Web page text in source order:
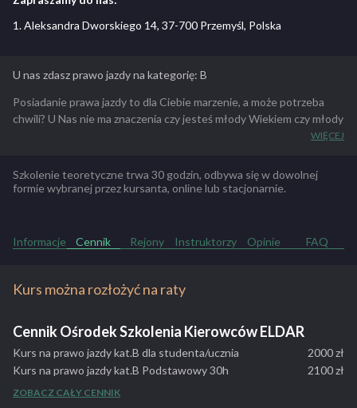
1. Aleksandra Dworskiego 14, 37-700 Przemyśl, Polska
U nas zdasz prawo jazdy na kategorię: B
Posiadanie prawa jazdy to dla Ciebie marzenie, a może potrzeba
chwili? U Nas nie ma znaczenia czy jesteś młody Wiekiem czy młody
Duchem . Pomożemy Ci je zdobyć bo NIGDY nie jest za późno! Nasz
roku 2005, w przeciągu tych lat setki naszych kursantów zdobyło
swoje wymarzone prawko. Cechuje nas cierpliwość, opanowanie,
ZOBACZ PEŁNY OPIS SZKOŁY
WIĘCEJ
Szkolenie teoretyczne trwa 30 godzin, odbywa się w dowolnej
formie wybranej przez kursanta, online lub stacjonarnie.
Informacje Cennik Rejony Instruktorzy Opinie FAQ
Kurs można rozłożyć na raty
Cennik Ośrodek Szkolenia Kierowców ELDAR
Kurs na prawo jazdy kat.B dla studenta/ucznia
2000 zł
Kurs na prawo jazdy kat.B Podstawowy 30h
praktycznego, egzamin wewnętrzny teoretyczny,
2100 zł
ZOBACZ CAŁY CENNIK